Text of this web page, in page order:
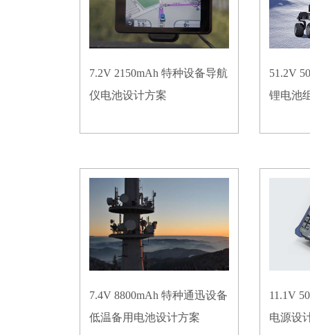
7.2V 2150mAh 特种设备导航
仪电池设计方案
51.2V
锂电池
7.4V 8800mAh 特种通迅设备
低温备用电池设计方案
11.1V
电源设